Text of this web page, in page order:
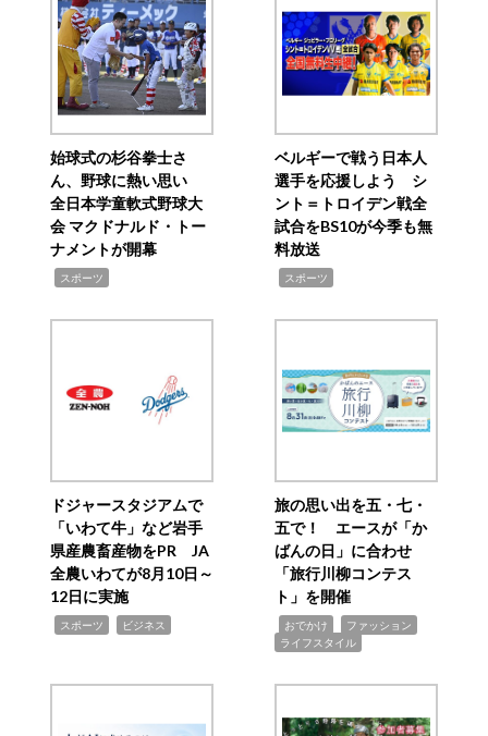
始球式の杉谷拳士さ
ん、野球に熱い思い
全日本学童軟式野球大
会 マクドナルド・トー
ナメントが開幕
スポーツ
ベルギーで戦う日本人
選手を応援しよう シ
ント＝トロイデン戦全
試合をBS10が今季も無
料放送
スポーツ
ドジャースタジアムで
「いわて牛」など岩手
県産農畜産物をPR JA
全農いわてが8月10日～
12日に実施
スポーツ ビジネス
旅の思い出を五・七・
五で！ エースが「か
ばんの日」に合わせ
「旅行川柳コンテス
ト」を開催
おでかけ ファッション
ライフスタイル